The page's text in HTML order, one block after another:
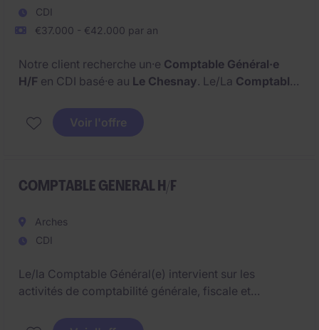
CDI
€37.000 - €42.000 par an
Notre client recherche un·e Comptable Général·e
H/F en CDI basé·e au Le Chesnay. Le/La Comptable
financières et intervient sur l'ensemble des cycles
dans un environnement structuré. Le/La
Voir l'offre
COMPTABLE GENERAL H/F
Arches
CDI
Le/la Comptable Général(e) intervient sur les
activités de comptabilité générale, fiscale et
groupe international. Le poste offre également